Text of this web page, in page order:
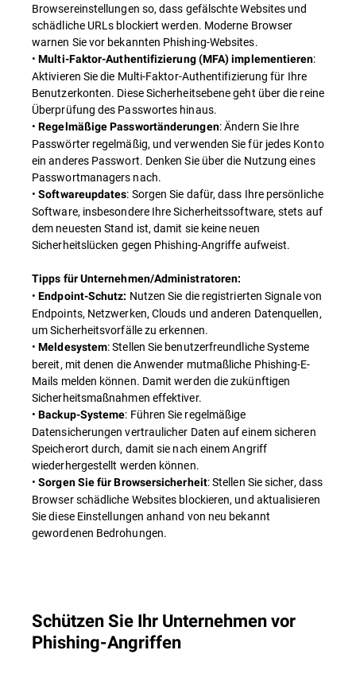
Browsereinstellungen so, dass gefälschte Websites und
schädliche URLs blockiert werden. Moderne Browser
warnen Sie vor bekannten Phishing-Websites.
•Multi-Faktor-Authentifizierung (MFA) implementieren:
Aktivieren Sie die Multi-Faktor-Authentifizierung für Ihre
Benutzerkonten. Diese Sicherheitsebene geht über die reine
Überprüfung des Passwortes hinaus.
•Regelmäßige Passwortänderungen: Ändern Sie Ihre
Passwörter regelmäßig, und verwenden Sie für jedes Konto
ein anderes Passwort. Denken Sie über die Nutzung eines
Passwortmanagers nach.
•Softwareupdates: Sorgen Sie dafür, dass Ihre persönliche
Software, insbesondere Ihre Sicherheitssoftware, stets auf
dem neuesten Stand ist, damit sie keine neuen
Sicherheitslücken gegen Phishing-Angriffe aufweist.
Tipps für Unternehmen/Administratoren:
•Endpoint-Schutz: Nutzen Sie die registrierten Signale von
Endpoints, Netzwerken, Clouds und anderen Datenquellen,
um Sicherheitsvorfälle zu erkennen.
•Meldesystem: Stellen Sie benutzerfreundliche Systeme
bereit, mit denen die Anwender mutmaßliche Phishing-E-
Mails melden können. Damit werden die zukünftigen
Sicherheitsmaßnahmen effektiver.
•Backup-Systeme: Führen Sie regelmäßige
Datensicherungen vertraulicher Daten auf einem sicheren
Speicherort durch, damit sie nach einem Angriff
wiederhergestellt werden können.
•Sorgen Sie für Browsersicherheit: Stellen Sie sicher, dass
Browser schädliche Websites blockieren, und aktualisieren
Sie diese Einstellungen anhand von neu bekannt
gewordenen Bedrohungen.
Schützen Sie Ihr Unternehmen vor
Phishing-Angriffen